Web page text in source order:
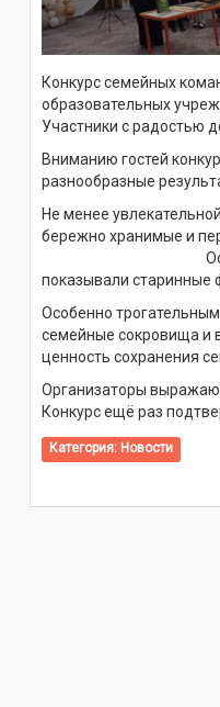
Конкурс семейных
образовательных
Участники с радостью
Вниманию гостей
разнообразные
Не менее
бережно
Особую атмосферу
показывали старинные
Особенно
семейные сокровища и
ценность сохранения
Организаторы
Конкурс ещё раз
Категория: Новости